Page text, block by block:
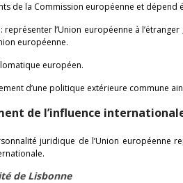
de la Commission européenne et dépend
représenter l’Union européenne à
européenne.
européen.
d’une politique extérieure commune
de l’influence
juridique de l’Union européenne
de Lisbonne